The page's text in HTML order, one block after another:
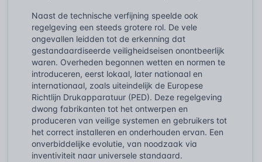
Naast de technische verfijning speelde ook
regelgeving een steeds grotere rol. De vele
ongevallen leidden tot de erkenning dat
gestandaardiseerde veiligheidseisen onontbeerlijk
waren. Overheden begonnen wetten en normen te
introduceren, eerst lokaal, later nationaal en
internationaal, zoals uiteindelijk de Europese
Richtlijn Drukapparatuur (PED). Deze regelgeving
dwong fabrikanten tot het ontwerpen en
produceren van veilige systemen en gebruikers tot
het correct installeren en onderhouden ervan. Een
onverbiddelijke evolutie, van noodzaak via
inventiviteit naar universele standaard.